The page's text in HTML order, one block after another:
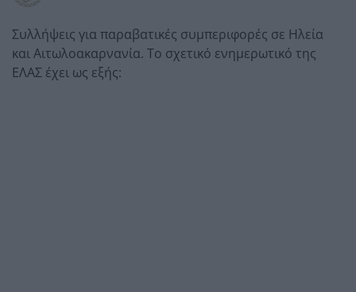
Συλλήψεις για παραβατικές συμπεριφορές σε Ηλεία
και Αιτωλοακαρνανία. Το σχετικό ενημερωτικό της
ΕΛΑΣ έχει ως εξής: